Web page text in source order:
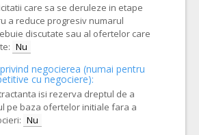
care sa se deruleze in etape
a reduce progresiv numarul
discutate sau al ofertelor care
Nu
negocierea (numai pentru
cu negociere):
isi rezerva dreptul de a
pe baza ofertelor initiale fara a
Nu